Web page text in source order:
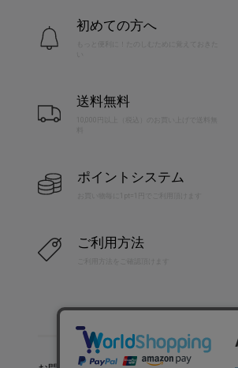
初めての方へ
送料無料
10,000円以上（税込）のお買い上げで送料無
ポイントシステム
お買い物毎に1pt=1円でご利用頂けます
ご利用方法